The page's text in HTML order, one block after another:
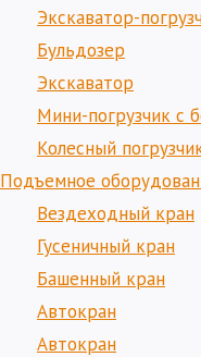
Экскаватор-
Бульдозер
Экскаватор
Мини-погрузчик с
Колесный
Подъемное
Вездеходный кран
Гусеничный кран
Башенный кран
Автокран
Автокран